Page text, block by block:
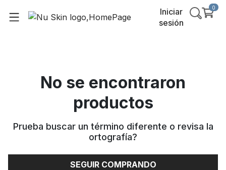
Iniciar
sesión
0
No se encontraron
productos
Prueba buscar un término diferente o revisa la
ortografía?
SEGUIR COMPRANDO